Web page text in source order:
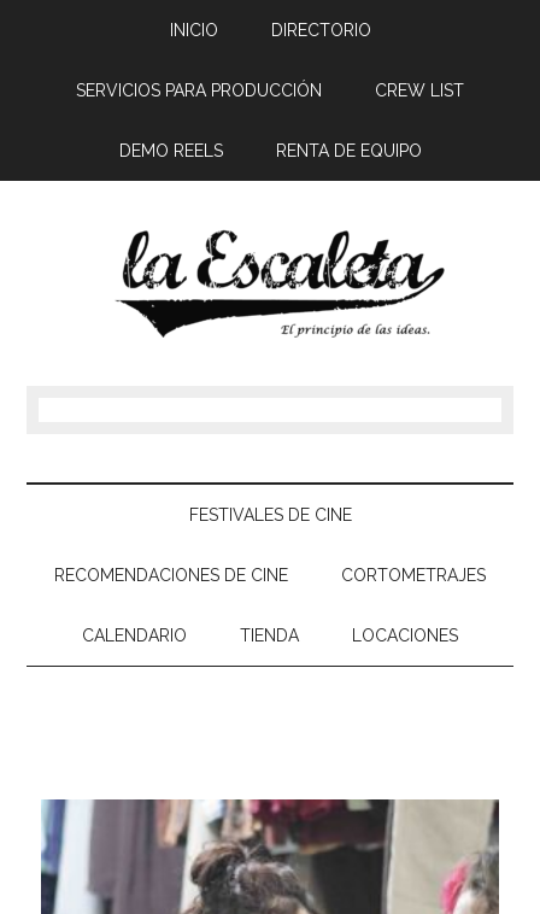
INICIO DIRECTORIO
SERVICIOS PARA PRODUCCIÓN CREW LIST
DEMO REELS RENTA DE EQUIPO
FESTIVALES DE CINE
RECOMENDACIONES DE CINE CORTOMETRAJES
CALENDARIO TIENDA LOCACIONES